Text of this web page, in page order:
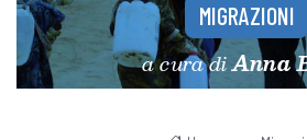
MIGRAZIONI
a cura diAnna